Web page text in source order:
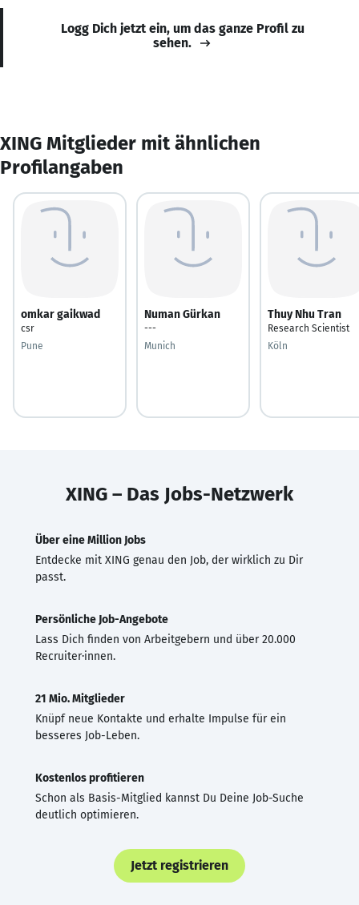
Logg Dich jetzt ein, um das ganze Profil zu
sehen.
XING Mitglieder mit ähnlichen
Profilangaben
omkar gaikwad
csr
Pune
Numan Gürkan
---
Munich
Thuy Nhu Tran
Research Scientist
Köln
XING – Das Jobs-Netzwerk
Über eine Million Jobs
Entdecke mit XING genau den Job, der wirklich zu Dir
passt.
Persönliche Job-Angebote
Lass Dich finden von Arbeitgebern und über 20.000
Recruiter·innen.
21 Mio. Mitglieder
Knüpf neue Kontakte und erhalte Impulse für ein
besseres Job-Leben.
Kostenlos profitieren
Schon als Basis-Mitglied kannst Du Deine Job-Suche
deutlich optimieren.
Jetzt registrieren